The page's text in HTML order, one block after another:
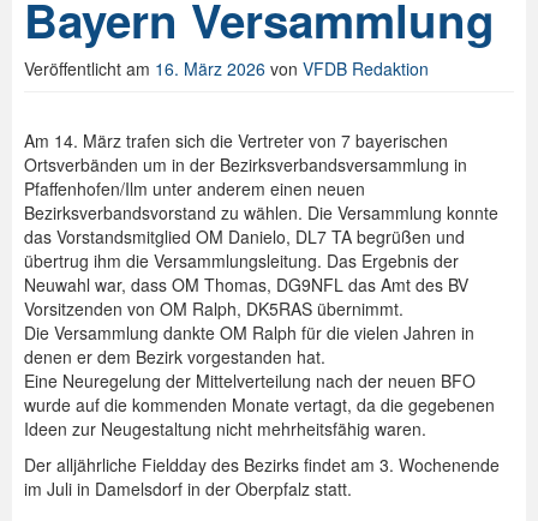
Bayern Versammlung
Veröffentlicht am 16. März 2026 von VFDB Redaktion
Am 14. März trafen sich die Vertreter von 7 bayerischen
Ortsverbänden um in der Bezirksverbandsversammlung in
Pfaffenhofen/Ilm unter anderem einen neuen
Bezirksverbandsvorstand zu wählen. Die Versammlung konnte
das Vorstandsmitglied OM Danielo, DL7 TA begrüßen und
übertrug ihm die Versammlungsleitung. Das Ergebnis der
Neuwahl war, dass OM Thomas, DG9NFL das Amt des BV
Vorsitzenden von OM Ralph, DK5RAS übernimmt.
Die Versammlung dankte OM Ralph für die vielen Jahren in
denen er dem Bezirk vorgestanden hat.
Eine Neuregelung der Mittelverteilung nach der neuen BFO
wurde auf die kommenden Monate vertagt, da die gegebenen
Ideen zur Neugestaltung nicht mehrheitsfähig waren.
Der alljährliche Fieldday des Bezirks findet am 3. Wochenende
im Juli in Damelsdorf in der Oberpfalz statt.